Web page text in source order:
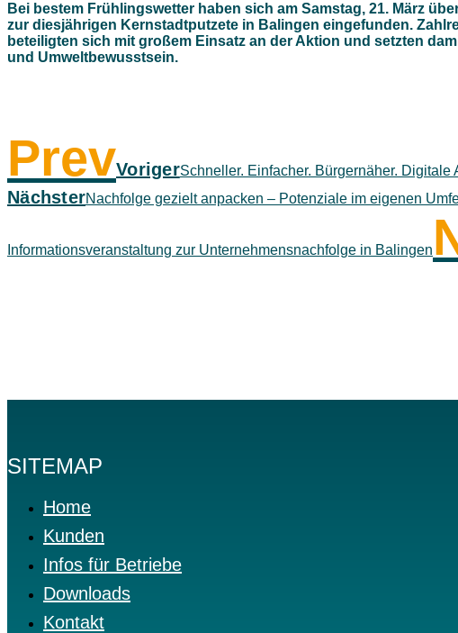
Bei bestem Frühlingswetter haben sich am Samstag, 21. März
zur diesjährigen Kernstadtputzete in Balingen eingefunden.
beteiligten sich mit großem Einsatz an der Aktion und setzten
und Umweltbewusstsein.
PrevVorigerSchneller. Einfacher. Bürgernäher.
NächsterNachfolge gezielt anpacken – Potenziale im eigenen
Informationsveranstaltung zur Unternehmensnachfolge in Balingen
SITEMAP
Home
Kunden
Infos für Betriebe
Downloads
Kontakt